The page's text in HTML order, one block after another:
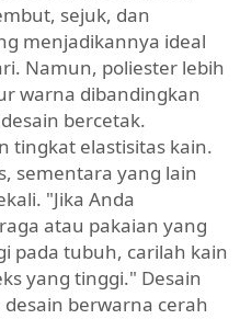
sejuk, dan
menjadikannya ideal
Namun, poliester lebih
warna dibandingkan
bercetak.
tingkat elastisitas kain.
sementara yang lain
"Jika Anda
atau pakaian yang
pada tubuh, carilah kain
yang tinggi." Desain
berwarna cerah